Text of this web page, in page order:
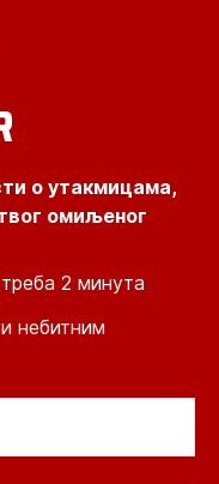
о утакмицама,
омиљеног
2 минута
небитним